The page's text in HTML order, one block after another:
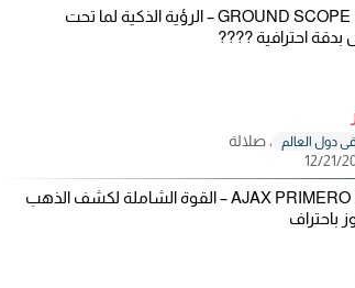
???? GROUND SCOPE – الرؤية الذكية لما تحت
بدقة احترافية ????
دول العالم
، صلالة
???? AJAX PRIMERO – القوة الشاملة لكشف الذهب
باحتراف